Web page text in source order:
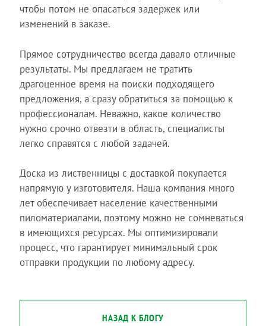
чтобы потом не опасаться задержек или
изменений в заказе.
Прямое сотрудничество всегда давало отличные
результаты. Мы предлагаем не тратить
драгоценное время на поиски подходящего
предложения, а сразу обратиться за помощью к
профессионалам. Неважно, какое количество
нужно срочно отвезти в область, специалисты
легко справятся с любой задачей.
Доска из лиственницы с доставкой покупается
напрямую у изготовителя. Наша компания много
лет обеспечивает население качественными
пиломатериалами, поэтому можно не сомневаться
в имеющихся ресурсах. Мы оптимизировали
процесс, что гарантирует минимальный срок
отправки продукции по любому адресу.
НАЗАД К БЛОГУ